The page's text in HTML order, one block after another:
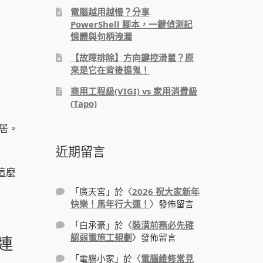
。
麼
電腦越用越慢？分享
PowerShell 腳本，一鍵偵測記
憶體與句柄洩漏
【故障排除】方向鍵控滑鼠？原
來是它在背後搗鬼！
商用工程級(VIGI) vs 家用消費級
(Tapo)
近期留言
「廣天宮 」於〈2026 祝大家新年
快樂！馬年行大運！ 〉發佈留言
「白承豪 」於〈裝潢前務必先確
認弱電施工規劃〉發佈留言
「電腦小家 」於〈電腦維修常見